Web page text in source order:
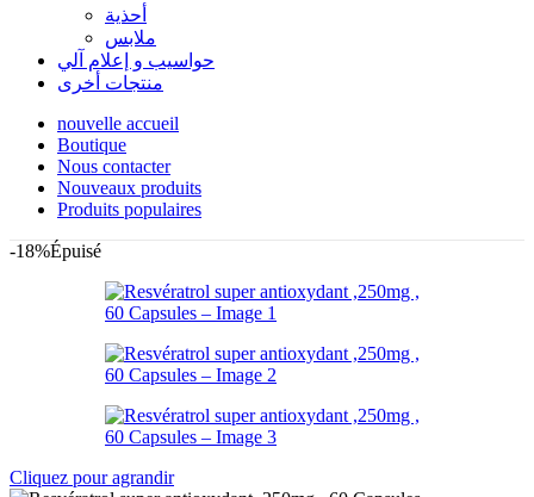
أحذية
ملابس
حواسيب و إعلام آلي
منتجات أخرى
nouvelle accueil
Boutique
Nous contacter
Nouveaux produits
Produits populaires
-18%Épuisé
Cliquez pour agrandir